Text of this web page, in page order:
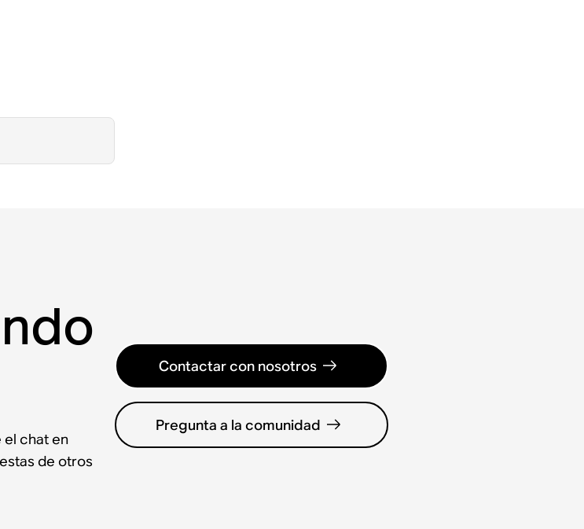
chat en
de otros
Contactar con nosotros
Pregunta a la comunidad